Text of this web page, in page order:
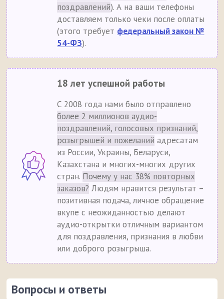
поздравлений). А на ваши телефоны
доставляем только чеки после оплаты
(этого требует федеральный закон №
54-ФЗ).
18 лет успешной работы
С 2008 года нами было отправлено
более 2 миллионов аудио-
поздравлений, голосовых признаний,
розыгрышей и пожеланий адресатам
из России, Украины, Беларуси,
Казахстана и многих-многих других
стран. Почему у нас 38% повторных
заказов? Людям нравится результат –
позитивная подача, личное обращение
вкупе с неожиданностью делают
аудио-открытки отличным вариантом
для поздравления, признания в любви
или доброго розыгрыша.
Вопросы и ответы